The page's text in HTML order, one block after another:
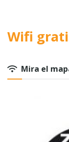
Wifi
Mira el